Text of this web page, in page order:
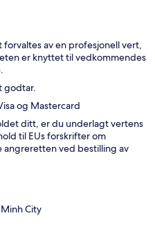
av en profesjonell vert,
er knyttet til vedkommendes
godtar.
og Mastercard
ditt, er du underlagt vertens
til EUs forskrifter om
ved bestilling av
City